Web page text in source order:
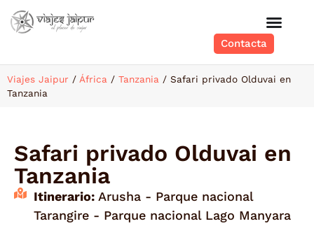
Contacta
Viajes Jaipur / África / Tanzania / Safari privado Olduvai en
Tanzania
Safari privado Olduvai en
Tanzania
Itinerario: Arusha - Parque nacional
Tarangire - Parque nacional Lago Manyara